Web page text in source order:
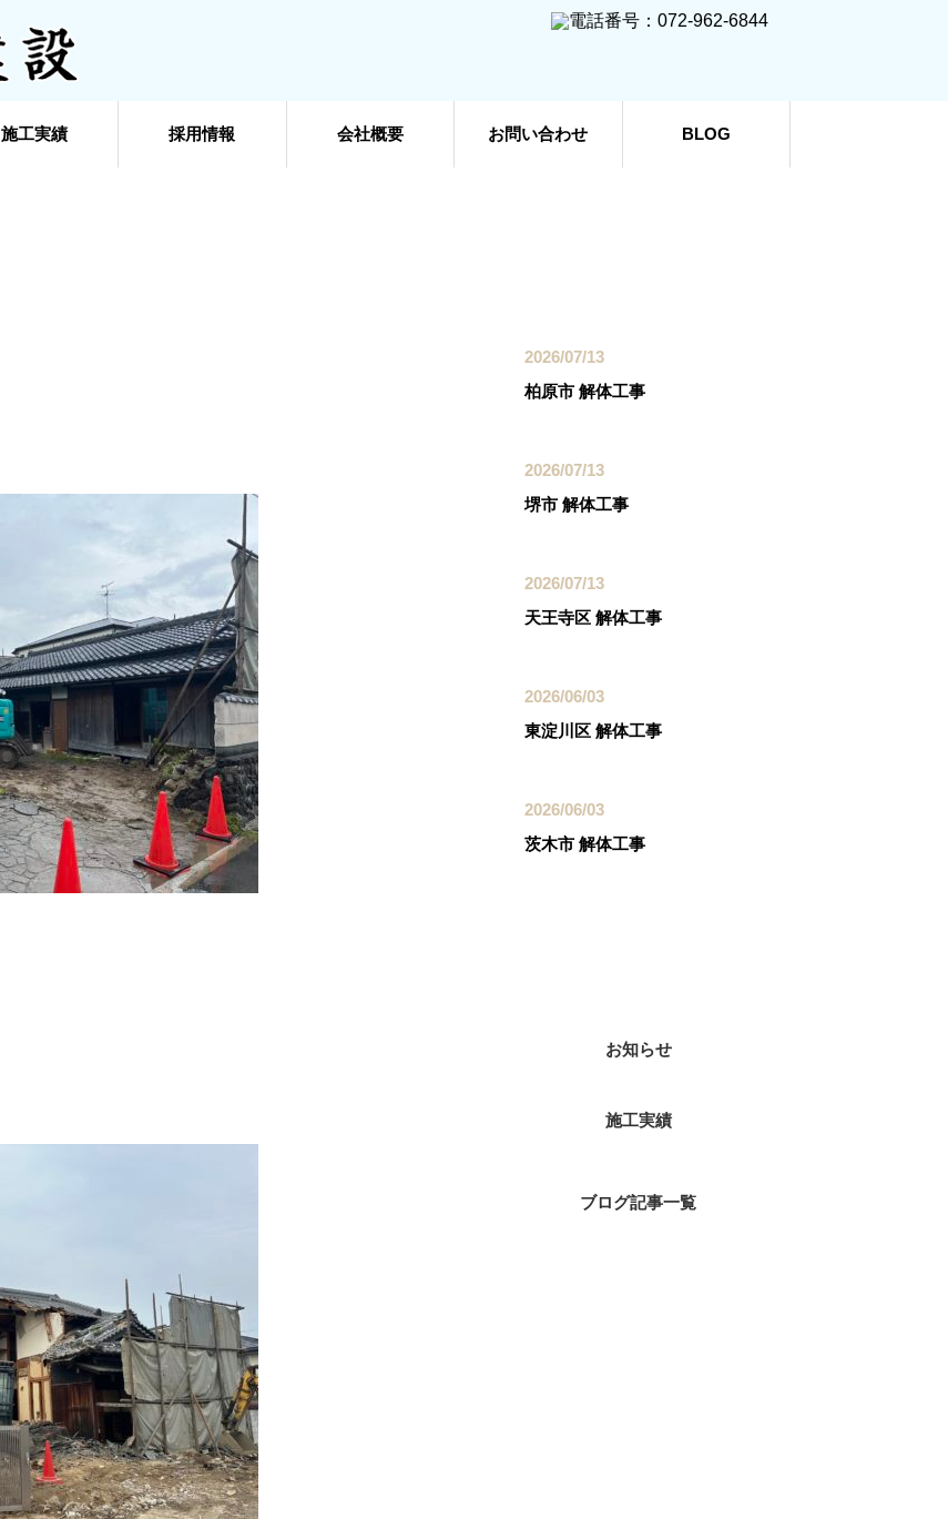
施工実績 採用情報 会社概要 お問い合わせ BLOG
2026/07/13
柏原市 解体工事
2026/07/13
堺市 解体工事
2026/07/13
天王寺区 解体工事
2026/06/03
東淀川区 解体工事
2026/06/03
茨木市 解体工事
お知らせ
施工実績
ブログ記事一覧